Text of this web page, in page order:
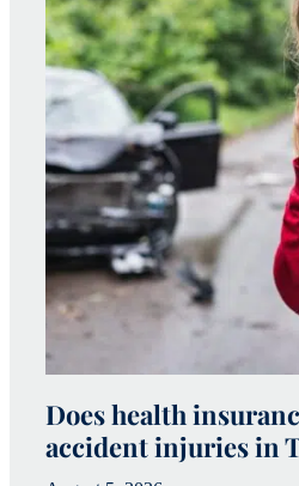
Does health
accident injuries in